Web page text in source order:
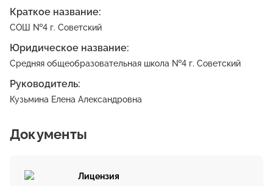
Краткое название:
СОШ №4 г. Советский
Юридическое название:
Средняя общеобразовательная школа №4 г. Советский
Руководитель:
Кузьмина Елена Александровна
Документы
Лицензия